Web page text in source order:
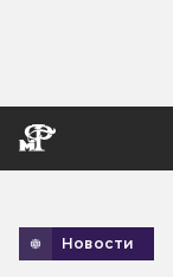
Новости